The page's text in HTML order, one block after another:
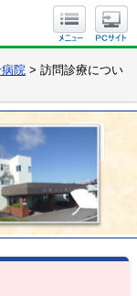
院 > 訪問診療につい